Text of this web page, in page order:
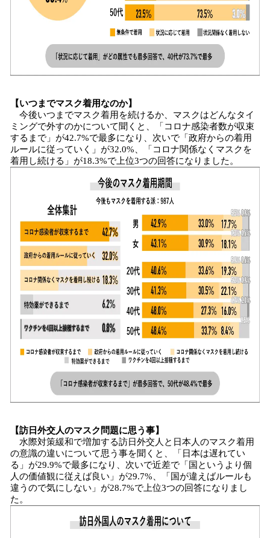
【いつまでマスク着用なのか】
今後いつまでマスク着用を続けるか、マスクはどんなタイ
ミングで外すのかについて聞くと、「コロナ感染者数が収束
するまで」が42.7%で最多になり、次いで「政府からの着用
ルールに従っていく」が32.0%、「コロナ関係なくマスクを
着用し続ける」が18.3%で上位3つの回答になりました。
【訪日外交人のマスク問題に思う事】
水際対策緩和で増加する訪日外交人と日本人のマスク着用
の意識の違いについて思う事を聞くと、「日本は遅れてい
る」が29.9%で最多になり、次いで近差で「国というより個
人の価値観に従えば良い」が29.7%、「国が違えばルールも
違うので気にしない」が28.7%で上位3つの回答になりまし
た。